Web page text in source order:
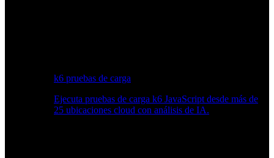
k6 pruebas de carga
Ejecuta pruebas de carga k6 JavaScript desde más de
25 ubicaciones cloud con análisis de IA.